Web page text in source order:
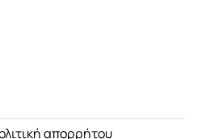
απορρήτου